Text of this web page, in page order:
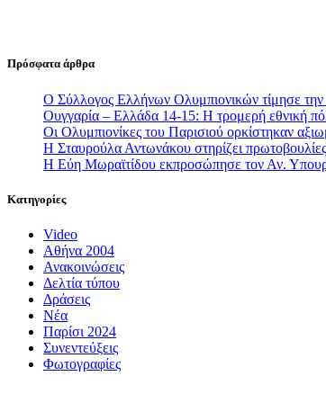
Πρόσφατα άρθρα
Ο Σύλλογος Ελλήνων Ολυμπιονικών τίμησε την
Ουγγαρία – Ελλάδα 14-15: Η τρομερή εθνική
Οι Ολυμπιονίκες του Παρισιού ορκίστηκαν
Η Σταυρούλα Αντωνάκου στηρίζει πρωτοβουλίες
Η Εύη Μωραϊτίδου εκπροσώπησε τον Αν.
Κατηγορίες
Video
Αθήνα 2004
Ανακοινώσεις
Δελτία τύπου
Δράσεις
Νέα
Παρίσι 2024
Συνεντεύξεις
Φωτογραφίες